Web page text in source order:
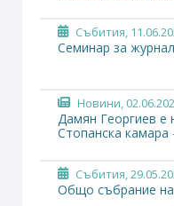
Събития ,
Семинар за
Новини ,
Дамян Георгиев е
Стопанска камара
Събития ,
Общо събрание